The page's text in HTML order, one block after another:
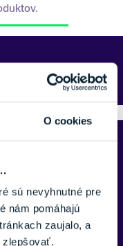
O cookies
sú nevyhnutné pre
nám pomáhajú
zaujalo, a
zlepšovať.